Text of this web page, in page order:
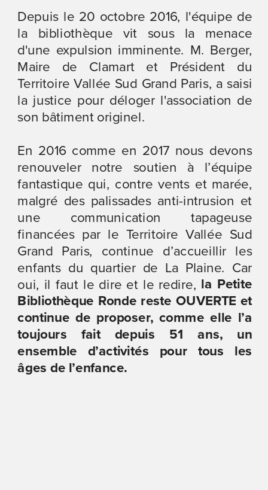
Depuis le 20 octobre 2016, l'équipe de
la bibliothèque vit sous la menace
d'une expulsion imminente. M. Berger,
Maire de Clamart et Président du
Territoire Vallée Sud Grand Paris, a saisi
la justice pour déloger l'association de
son bâtiment originel.
En 2016 comme en 2017 nous devons
renouveler notre soutien à l’équipe
fantastique qui, contre vents et marée,
malgré des palissades anti-intrusion et
une communication tapageuse
financées par le Territoire Vallée Sud
Grand Paris, continue d’accueillir les
enfants du quartier de La Plaine. Car
oui, il faut le dire et le redire, la Petite
Bibliothèque Ronde reste OUVERTE et
continue de proposer, comme elle l’a
toujours fait depuis 51 ans, un
ensemble d’activités pour tous les
âges de l’enfance.